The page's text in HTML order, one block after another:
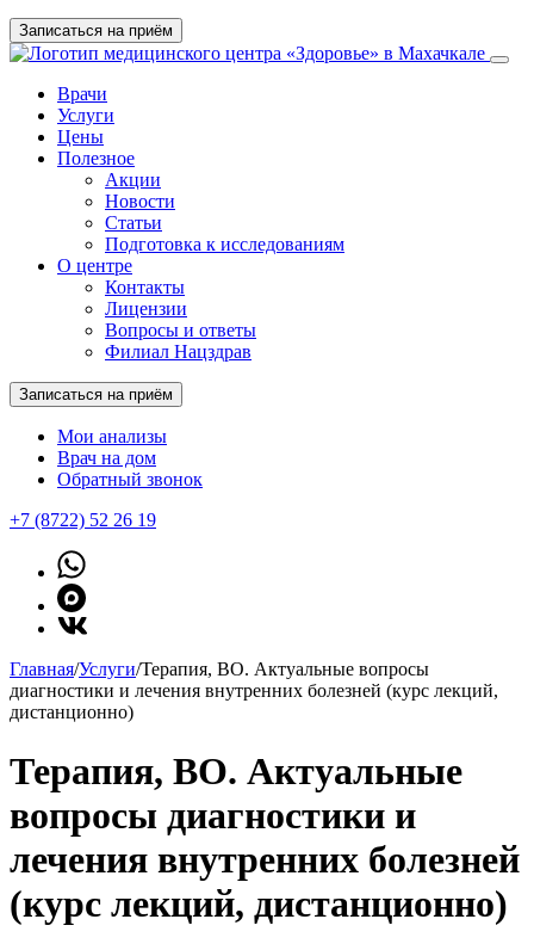
Записаться на приём
Врачи
Услуги
Цены
Полезное
Акции
Новости
Статьи
Подготовка к исследованиям
О центре
Контакты
Лицензии
Вопросы и ответы
Филиал Нацздрав
Записаться на приём
Мои анализы
Врач на дом
Обратный звонок
+7 (8722) 52 26 19
Главная/Услуги/Терапия, ВО. Актуальные вопросы
диагностики и лечения внутренних болезней (курс лекций,
дистанционно)
Терапия, ВО. Актуальные
вопросы диагностики и
лечения внутренних болезней
(курс лекций, дистанционно)